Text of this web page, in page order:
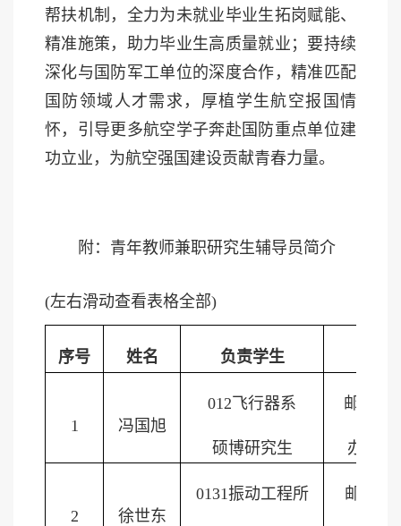
帮扶机制，全力为未就业毕业生拓岗赋能、
精准施策，助力毕业生高质量就业；要持续
深化与国防军工单位的深度合作，精准匹配
国防领域人才需求，厚植学生航空报国情
怀，引导更多航空学子奔赴国防重点单位建
功立业，为航空强国建设贡献青春力量。
附：青年教师兼职研究生辅导员简介
(左右滑动查看表格全部)
序号 姓名 负责学生
1 冯国旭
012飞行器系
硕博研究生
邮箱：
办公室
2 徐世东
0131振动工程所 邮箱：